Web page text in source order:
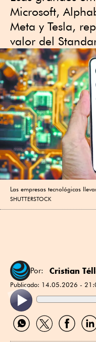
Microsoft,
Meta y Tesla,
valor del
Las empresas tecnológicas
SHUTTERSTOCK
Por: Cristian
Publicado: 14.05.2026 -
Compartir
por
Compartir
por
Compartir
por
por